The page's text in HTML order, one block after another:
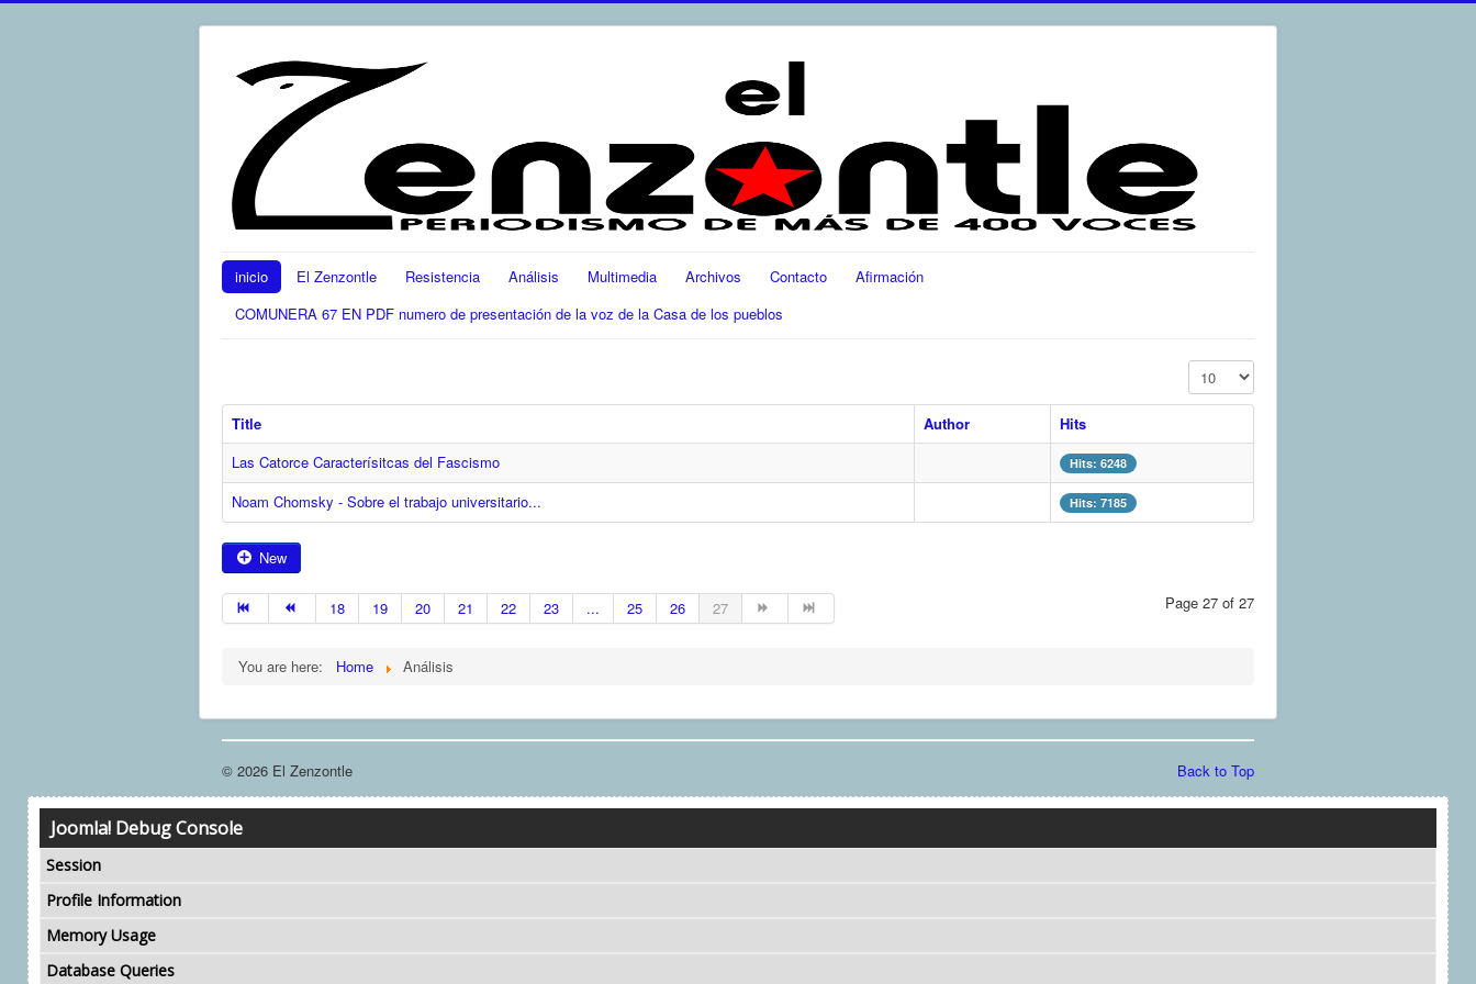
inicio El Zenzontle Resistencia Análisis Multimedia Archivos Contacto
Afirmación
COMUNERA 67 EN PDF numero de presentación de la voz de la Casa de los pueblos
Display #
Title Author
Hits
Las Catorce Caracterísitcas del Fascismo
Hits: 6248
Noam Chomsky - Sobre el trabajo universitario... Hits: 7185
New
Page 27 of 27
18 19 20 21 22 23 ... 25 26 27
You are here: Home Análisis
Back to Top
© 2026 El Zenzontle
Joomla! Debug Console
Session
Profile Information
Memory Usage
Database Queries